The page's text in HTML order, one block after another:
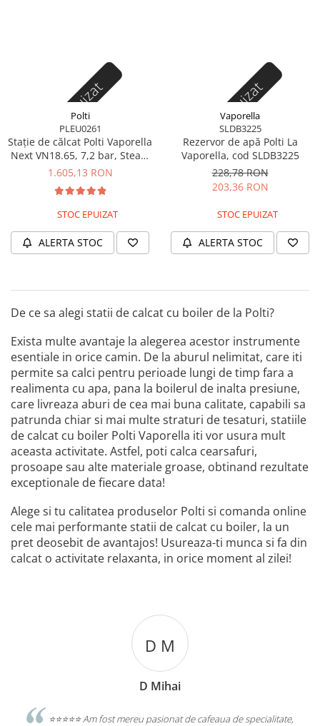
Stoc epuizat
Polti
PLEU0261
Stație de călcat Polti Vaporella
Next VN18.65, 7,2 bar, Steam
Pulse 450 g
1.605,13 RON
STOC EPUIZAT
ALERTA STOC
Stoc epuizat
Vaporella
SLDB3225
Rezervor de apă Polti La
Vaporella, cod SLDB3225
228,78 RON
203,36 RON
STOC EPUIZAT
ALERTA STOC
De ce sa alegi statii de calcat cu boiler de la Polti?
Exista multe avantaje la alegerea acestor instrumente
esentiale in orice camin. De la aburul nelimitat, care iti
permite sa calci pentru perioade lungi de timp fara a
realimenta cu apa, pana la boilerul de inalta presiune,
care livreaza aburi de cea mai buna calitate, capabili sa
patrunda chiar si mai multe straturi de tesaturi, statiile
de calcat cu boiler Polti Vaporella iti vor usura mult
aceasta activitate. Astfel, poti calca cearsafuri,
prosoape sau alte materiale groase, obtinand rezultate
exceptionale de fiecare data!
Alege si tu calitatea produselor Polti si comanda online
cele mai performante statii de calcat cu boiler, la un
pret deosebit de avantajos! Usureaza-ti munca si fa din
calcat o activitate relaxanta, in orice moment al zilei!
D M
D Mihai
⭐️⭐️⭐️⭐️⭐️ Am fost mereu pasionat de cafeaua de specialitate,